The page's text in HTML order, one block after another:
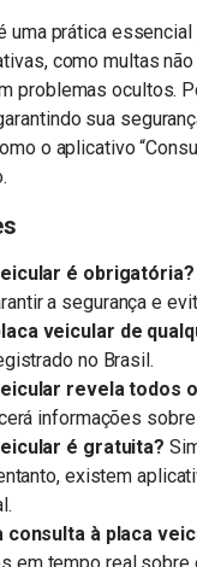
uma prática
como multas
problemas ocultos.
sua
o aplicativo
é obrigatória?
a segurança e
veicular de
no Brasil.
revela todos
informações
é gratuita?
existem
consulta à placa